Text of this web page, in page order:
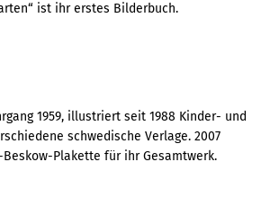
ist ihr erstes Bilderbuch.
1959, illustriert seit 1988 Kinder- und
schwedische Verlage. 2007
Plakette für ihr Gesamtwerk.